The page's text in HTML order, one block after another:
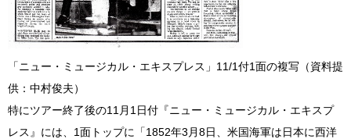
「ニュー・ミュージカル・エキスプレス」 11/1付1面の複写（資料提
供：中村俊夫）
特にツアー終了後の11月1日付『ニュー・ミュージカル・エキスプ
レス』には、1面トップに「1852年3月8日、米国海軍は日本に西洋